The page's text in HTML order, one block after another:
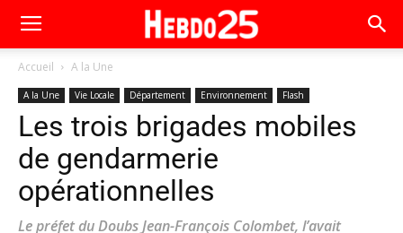
Accueil A la Une
A la Une Vie Locale Département Environnement Flash
Les trois brigades mobiles
de gendarmerie
opérationnelles
Le préfet du Doubs Jean-François Colombet, l’avait